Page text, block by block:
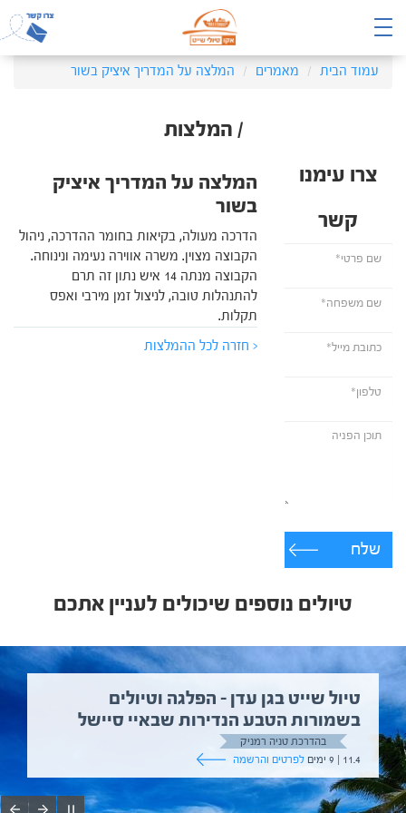
עמוד הבית מאמרים המלצה על המדריך איציק בשור
/ המלצות
צרו עימנו
קשר
שלח
המלצה על המדריך איציק
בשור
הדרכה מעולה, בקיאות בחומר ההדרכה, ניהול
הקבוצה מצוין. משרה אווירה נעימה ונינוחה.
הקבוצה מנתה 14 איש נתון זה תרם
להתנהלות טובה, לניצול זמן מירבי ואפס
תקלות.
< חזרה לכל ההמלצות
טיולים נוספים שיכולים לעניין אתכם
טיול שייט בגן עדן – הפלגה וטיולים
בשמורות הטבע הנדירות שבאיי סיישל
בהדרכת טניה רמניק
11.4 | 9 ימים
לפרטים והרשמה